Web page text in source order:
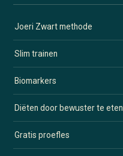
Joeri Zwart methode
Slim trainen
Biomarkers
Diëten door bewuster te eten
Gratis proefles